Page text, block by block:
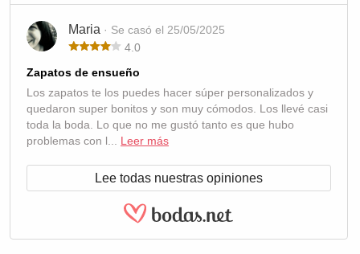
Maria · Se casó el 25/05/2025
4.0
Zapatos de ensueño
Los zapatos te los puedes hacer súper personalizados y
quedaron super bonitos y son muy cómodos. Los llevé casi
toda la boda. Lo que no me gustó tanto es que hubo
problemas con l... Leer más
Lee todas nuestras opiniones